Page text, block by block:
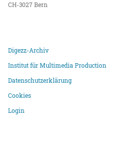
CH-3027 Bern
Digezz-Archiv
Institut für Multimedia Production
Datenschutzerklärung
Cookies
Login